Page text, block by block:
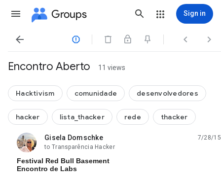
Groups Sign in
   
Encontro Aberto 11 views
Hacktivism comunidade desenvolvedores
hacker lista_thacker rede thacker
Gisela Domschke
unread,
7/28/15
to Transparência Hacker
Festival Red Bull Basement
Encontro de Labs